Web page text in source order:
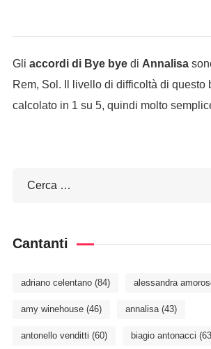
Gli accordi di Bye byedi Annalisa
Rem, Sol. Il livello di difficoltà di questo
calcolato in 1 su 5, quindi molto
Cantanti
adriano celentano(84) alessandra
amy winehouse(46) annalisa(43)
antonello venditti (60) biagio antonacci